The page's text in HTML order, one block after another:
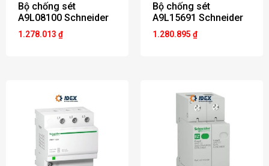
Bộ chống sét
A9L08100 Schneider
1.278.013 ₫
Bộ chống sét
A9L15691 Schneider
1.280.895 ₫